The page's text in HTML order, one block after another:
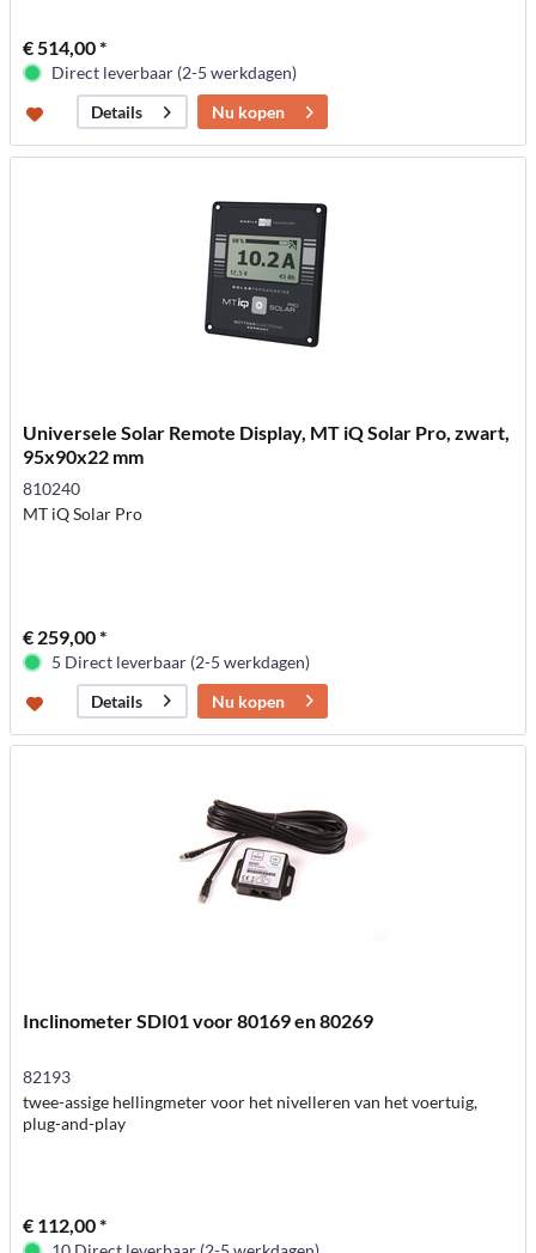
€ 514,00 *
Direct leverbaar (2-5 werkdagen)
Details
Nu kopen
Universele Solar Remote Display, MT iQ Solar Pro, zwart,
95x90x22 mm
810240
MT iQ Solar Pro
€ 259,00 *
5 Direct leverbaar (2-5 werkdagen)
Details
Nu kopen
Inclinometer SDI01 voor 80169 en 80269
82193
twee-assige hellingmeter voor het nivelleren van het voertuig,
plug-and-play
€ 112,00 *